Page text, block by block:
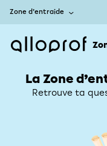
Zone d’entraide
La Zone
Retrouve ta